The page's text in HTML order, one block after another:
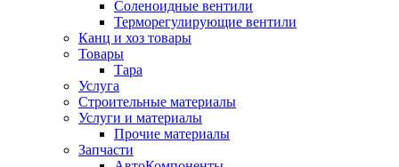
Соленоидные вентили
Терморегулирующие вентили
Канц и хоз товары
Товары
Тара
Услуга
Строительные материалы
Услуги и материалы
Прочие материалы
Запчасти